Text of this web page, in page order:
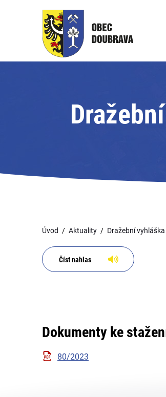
Úvod Aktuality Dražební
Číst nahlas
Dokumenty ke
80/2023